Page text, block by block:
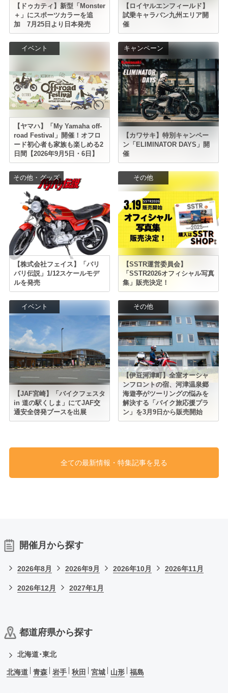
【ドゥカティ】新型「Monster
＋」にスポーツカラーを追
加 7月25日より日本発売
【ロイヤルエンフィールド】
試乗キャラバン九州エリア開
催
イベント
【ヤマハ】「My Yamaha off-
road Festival」開催！オフロ
ード初心者も家族も楽しめる2
日間【2026年9月5日・6日】
キャンペーン
【カワサキ】特別キャンペー
ン「ELIMINATOR DAYS」開
催
その他・グッズ
【株式会社フェイス】「バリ
バリ伝説」1/12スケールモデ
ルを発売
その他
【SSTR運営委員会】
「SSTR2026オフィシャル写真
集」販売決定！
イベント
【JAF宮崎】「バイクフェスタ
in 道の駅くしま」にてJAF交
通安全啓発ブースを出展
その他
【伊豆河津町】全室オーシャ
ンフロントの宿、河津温泉郷
海遊亭がツーリングの悩みを
解決する「バイク旅応援プラ
ン」を3月9日から販売開始
全ての最新情報・特集記事を見る
開催月から探す
2026年8月 2026年9月 2026年10月 2026年11月
2026年12月 2027年1月
都道府県から探す
北海道･東北
北海道 青森 岩手 秋田 宮城 山形 福島